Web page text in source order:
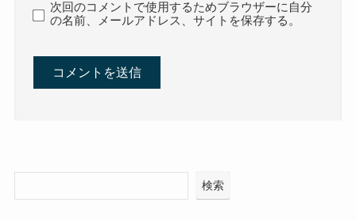
次回のコメントで使用するためブラウザーに自分
の名前、メールアドレス、サイトを保存する。
検索